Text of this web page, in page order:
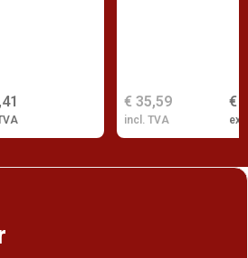
€
€ 35,59
incl. TVA